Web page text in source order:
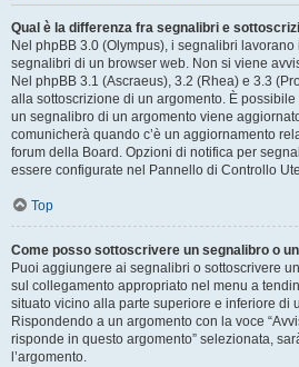
Qual è la differenza fra segnalibri e
Nel phpBB 3.0 (Olympus), i segnalibri
segnalibri di un browser web. Non si viene
Nel phpBB 3.1 (Ascraeus), 3.2 (Rhea) e 3.3
alla sottoscrizione di un argomento. È
un segnalibro di un argomento viene
comunicherà quando c’è un aggiornamento
forum della Board. Opzioni di notifica per
essere configurate nel Pannello di Controllo
Top
Come posso sottoscrivere un segnalibro o
Puoi aggiungere ai segnalibri o sottoscrivere
sul collegamento appropriato nel menu a
situato vicino alla parte superiore e inferiore di
Rispondendo a un argomento con la voce
risponde in questo argomento” selezionata,
l’argomento.